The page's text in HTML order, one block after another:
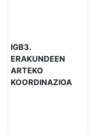
IGB3.
ERAKUNDEEN
ARTEKO
KOORDINAZIOA